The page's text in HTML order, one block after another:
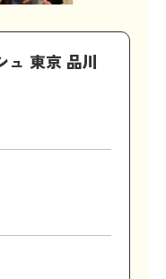
ュ 東京 品川